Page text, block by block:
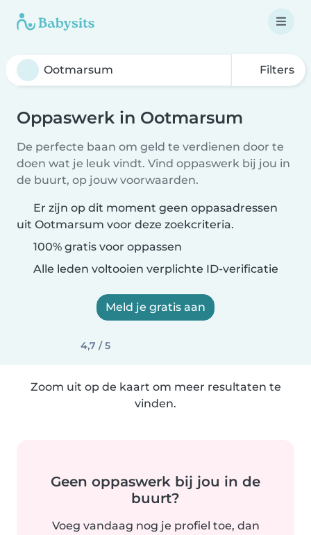
Filters
Oppaswerk in Ootmarsum
De perfecte baan om geld te verdienen door te
doen wat je leuk vindt. Vind oppaswerk bij jou in
de buurt, op jouw voorwaarden.
Er zijn op dit moment geen oppasadressen
uit Ootmarsum voor deze zoekcriteria.
100% gratis voor oppassen
Alle leden voltooien verplichte ID-verificatie
Meld je gratis aan
4,7 / 5
Zoom uit op de kaart om meer resultaten te
vinden.
Geen oppaswerk bij jou in de
buurt?
Voeg vandaag nog je profiel toe, dan